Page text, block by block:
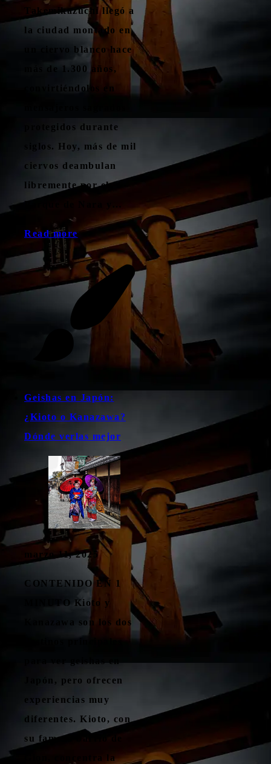
Takemikazuchi llegó a
la ciudad montado en
un ciervo blanco hace
más de 1.300 años,
convirtiéndolos en
protegidos durante
siglos. Hoy, más de mil
ciervos deambulan
libremente por el
Parque de Nara y…
Read more
Geishas en Japón:
¿Kioto o Kanazawa?
Dónde verlas mejor
marzo 11, 2025
CONTENIDO EN 1
MINUTO Kioto y
Kanazawa son los dos
para ver geishas en
Japón, pero ofrecen
experiencias muy
diferentes. Kioto, con
su famoso barrio de
Gion, concentra la